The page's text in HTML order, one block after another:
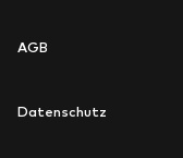
AGB
Datenschutz